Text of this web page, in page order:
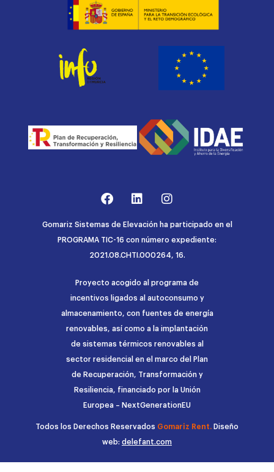
Gomariz Sistemas de Elevación ha participado en el
PROGRAMA TIC-16 con número expediente:
2021.08.CHTI.000264, 16.
Proyecto acogido al programa de
incentivos ligados al autoconsumo y
almacenamiento, con fuentes de energía
renovables, así como a la implantación
de sistemas térmicos renovables al
sector residencial en el marco del Plan
de Recuperación, Transformación y
Resiliencia, financiado por la Unión
Europea – NextGenerationEU
Todos los Derechos Reservados Gomariz Rent. Diseño
web: delefant.com